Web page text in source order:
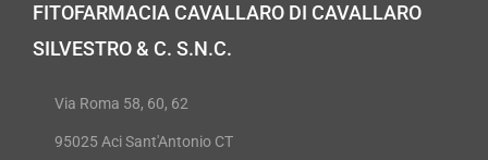
FITOFARMACIA CAVALLARO DI CAVALLARO
SILVESTRO & C. S.N.C.
Via Roma 58, 60, 62
95025 Aci Sant'Antonio CT